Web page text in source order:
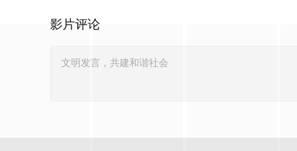
影片评论